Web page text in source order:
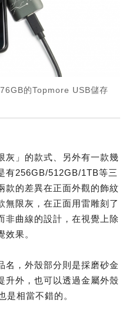
的Topmore USB儲存
灰」的款式、另外有一款幾
有256GB/512GB/1TB等三
款的差異在正面外觀的飾紋
無限灰，在正面用雷雕刻了
非曲線的設計，在視覺上除
果。
名，外殼部分則是採磨砂金
升外，也可以透過金屬外殼
是相當不錯的。